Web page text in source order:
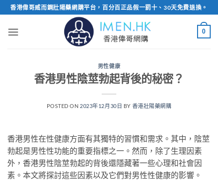
Skip
to
content
香港偉哥威而鋼壯陽藥網購平台，百分百正品假一罰十、30天免費退換。
0
男性健康
香港男性陰莖勃起背後的秘密？
POSTED ON 2023年12月30日 BY 香港壯陽藥網購
香港男性在性健康方面有其獨特的習慣和需求。其中，陰莖
勃起是男性性功能的重要指標之一。然而，除了生理因素
外，香港男性陰莖勃起的背後還隱藏著一些心理和社會因
素。本文將探討這些因素以及它們對男性性健康的影響。